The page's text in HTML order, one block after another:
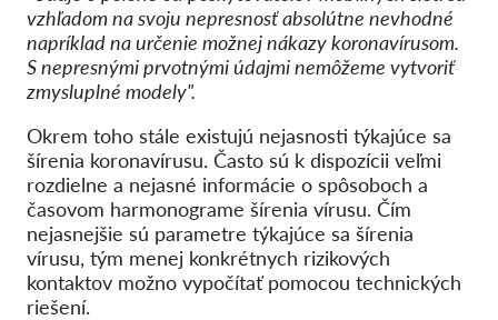
vzhľadom na svoju nepresnosť absolútne nevhodné
napríklad na určenie možnej nákazy koronavírusom.
S nepresnými prvotnými údajmi nemôžeme vytvoriť
zmysluplné modely".
Okrem toho stále existujú nejasnosti týkajúce sa
šírenia koronavírusu. Často sú k dispozícii veľmi
rozdielne a nejasné informácie o spôsoboch a
časovom harmonograme šírenia vírusu. Čím
nejasnejšie sú parametre týkajúce sa šírenia
vírusu, tým menej konkrétnych rizikových
kontaktov možno vypočítať pomocou technických
riešení.